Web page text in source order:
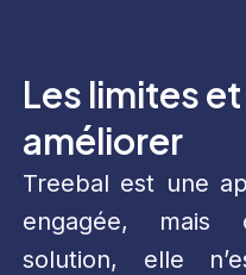
Les limites
améliorer
Treebal est une
engagée, mais
solution, elle